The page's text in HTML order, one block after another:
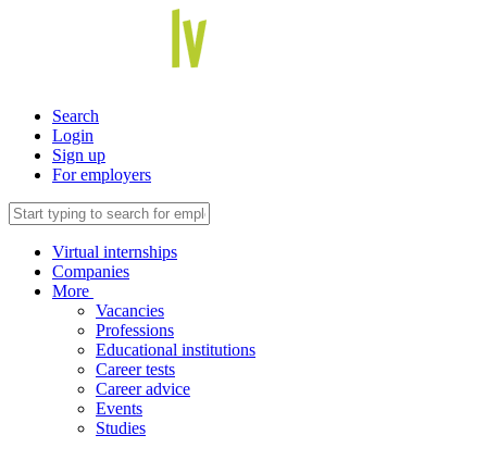
Search
Login
Sign up
For employers
Virtual internships
Companies
More
Vacancies
Professions
Educational institutions
Career tests
Career advice
Events
Studies